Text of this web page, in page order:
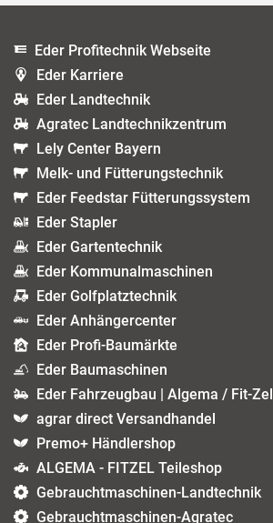
Eder Profitechnik Webseite
Eder Karriere
Eder Landtechnik
Agratec Landtechnikzentrum
Lely Center Bayern
Melk- und Fütterungstechnik
Eder Feedstar Fütterungssystem
Eder Stapler
Eder Gartentechnik
Eder Kommunalmaschinen
Eder Golfplatztechnik
Eder Anhängercenter
Eder Profi-Baumärkte
Eder Baumaschinen
Eder Fahrzeugbau | Algema / Fit-Zel
agrar direct Versandhandel
Premo+ Händlershop
ALGEMA - FITZEL Teileshop
Gebrauchtmaschinen-Landtechnik
Gebrauchtmaschinen-Agratec